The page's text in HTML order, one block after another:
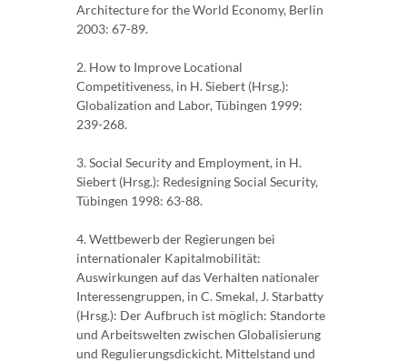
Architecture for the World Economy, Berlin
2003: 67-89.
2. How to Improve Locational
Competitiveness, in H. Siebert (Hrsg.):
Globalization and Labor, Tübingen 1999:
239-268.
3. Social Security and Employment, in H.
Siebert (Hrsg.): Redesigning Social Security,
Tübingen 1998: 63-88.
4. Wettbewerb der Regierungen bei
internationaler Kapitalmobilität:
Auswirkungen auf das Verhalten nationaler
Interessengruppen, in C. Smekal, J. Starbatty
(Hrsg.): Der Aufbruch ist möglich: Standorte
und Arbeitswelten zwischen Globalisierung
und Regulierungsdickicht. Mittelstand und